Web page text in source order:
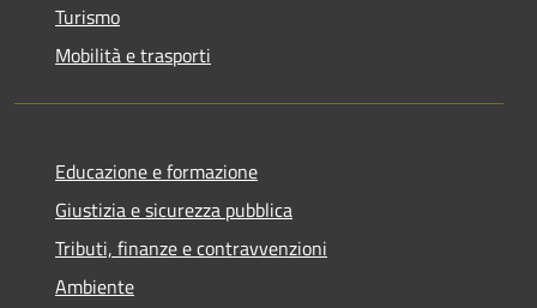
Turismo
Mobilità e trasporti
Educazione e formazione
Giustizia e sicurezza pubblica
Tributi, finanze e contravvenzioni
Ambiente